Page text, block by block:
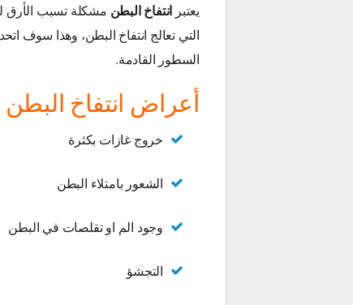
يعتبر انتفاخ البطن مشكلة تسبب الأرق
التي تعالج انتفاخ البطن، وهذا سوف
السطور القادمة.
أعراض انتفاخ البطن
خروج غازات بكثرة
الشعور بامتلاء البطن
وجود الم او تقلصات في البطن
التجشؤ